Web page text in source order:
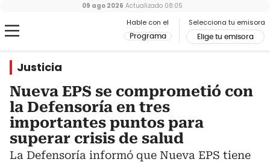
Hable con el
Programa
Selecciona tu emisora
Elige tu emisora
09 ago 2026 Actualizado 08:05
Justicia
Nueva EPS se comprometió con
la Defensoría en tres
importantes puntos para
superar crisis de salud
La Defensoría informó que Nueva EPS tiene